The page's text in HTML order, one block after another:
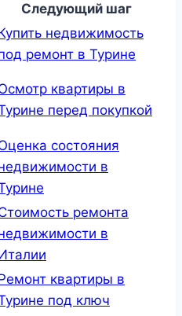
Следующий шаг
недвижимость
ремонт в Турине
квартиры в
перед покупкой
состояния
в
ремонта
в
квартиры в
под ключ